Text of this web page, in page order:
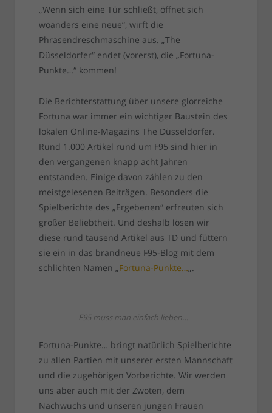
„Wenn sich eine Tür schließt, öffnet sich
woanders eine neue“, wirft die
Phrasendreschmaschine aus. „The
Düsseldorfer“ endet (vorerst), die „Fortuna-
Punkte…“ kommen!
Die Berichterstattung über unsere glorreiche
Fortuna war immer ein wichtiger Baustein des
lokalen Online-Magazins The Düsseldorfer.
Rund 1.000 Artikel rund um F95 sind hier in
den vergangenen knapp acht Jahren
entstanden. Einige davon zählen zu den
meistgelesenen Beiträgen. Besonders die
Spielberichte des „Ergebenen“ erfreuten sich
großer Beliebtheit. Und deshalb lösen wir
diese rund tausend Artikel aus TD und füttern
sie ein in das brandneue F95-Blog mit dem
schlichten Namen „Fortuna-Punkte…„.
F95 muss man einfach lieben…
Fortuna-Punkte… bringt natürlich Spielberichte
zu allen Partien mit unserer ersten Mannschaft
und die zugehörigen Vorberichte. Wir werden
uns aber auch mit der Zwoten, dem
Nachwuchs und unseren jungen Frauen